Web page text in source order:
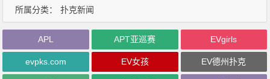
所属分类： 扑克新闻
APL APT亚巡赛 EVgirls
evpks.com EV女孩 EV德州扑克